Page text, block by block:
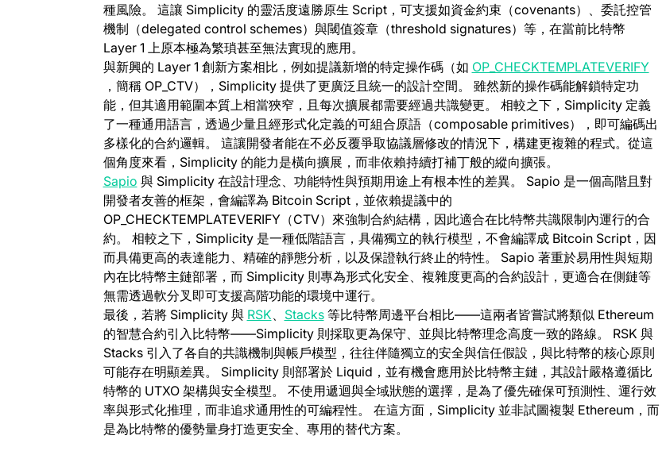
種風險。 這讓 Simplicity 的靈活度遠勝原生 Script，可支援如資金約束（covenants）、委託控管
機制（delegated control schemes）與閾值簽章（threshold signatures）等，在當前比特幣
Layer 1 上原本極為繁瑣甚至無法實現的應用。
與新興的 Layer 1 創新方案相比，例如提議新增的特定操作碼（如 OP_CHECKTEMPLATEVERIFY
(opens in a new tab)
，簡稱 OP_CTV），Simplicity 提供了更廣泛且統一的設計空間。 雖然新的操作碼能解鎖特定功
能，但其適用範圍本質上相當狹窄，且每次擴展都需要經過共識變更。 相較之下，Simplicity 定義
了一種通用語言，透過少量且經形式化定義的可組合原語（composable primitives），即可編碼出
多樣化的合約邏輯。 這讓開發者能在不必反覆爭取協議層修改的情況下，構建更複雜的程式。從這
個角度來看，Simplicity 的能力是橫向擴展，而非依賴持續打補丁般的縱向擴張。
Sapio(opens in a new tab)
與 Simplicity 在設計理念、功能特性與預期用途上有根本性的差異。 Sapio 是一個高階且對
開發者友善的框架，會編譯為 Bitcoin Script，並依賴提議中的
OP_CHECKTEMPLATEVERIFY（CTV）來強制合約結構，因此適合在比特幣共識限制內運行的合
約。 相較之下，Simplicity 是一種低階語言，具備獨立的執行模型，不會編譯成 Bitcoin Script，因
而具備更高的表達能力、精確的靜態分析，以及保證執行終止的特性。 Sapio 著重於易用性與短期
內在比特幣主鏈部署，而 Simplicity 則專為形式化安全、複雜度更高的合約設計，更適合在側鏈等
無需透過軟分叉即可支援高階功能的環境中運行。
最後，若將 Simplicity 與 RSK Stacks等比特幣周邊平台相比——這兩者皆嘗試將類似 Ethereum
的智慧合約引入比特幣——Simplicity 則採取更為保守、並與比特幣理念高度一致的路線。 RSK 與
Stacks 引入了各自的共識機制與帳戶模型，往往伴隨獨立的安全與信任假設，與比特幣的核心原則
可能存在明顯差異。 Simplicity 則部署於 Liquid，並有機會應用於比特幣主鏈，其設計嚴格遵循比
特幣的 UTXO 架構與安全模型。 不使用遞迴與全域狀態的選擇，是為了優先確保可預測性、運行效
率與形式化推理，而非追求通用性的可編程性。 在這方面，Simplicity 並非試圖複製 Ethereum，而
是為比特幣的優勢量身打造更安全、專用的替代方案。